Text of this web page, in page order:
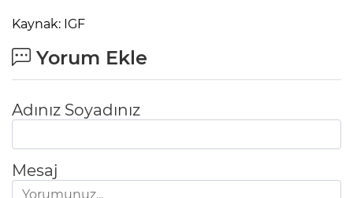
Kaynak: IGF
Yorum Ekle
Adınız Soyadınız
Mesaj